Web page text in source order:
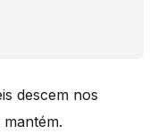
descem nos